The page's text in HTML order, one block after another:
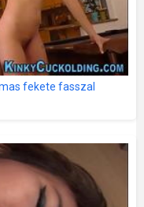
fekete fasszal